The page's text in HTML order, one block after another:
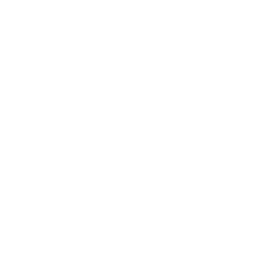
Rod·Smallwood
Isabella Biagini Mario Carotenuto